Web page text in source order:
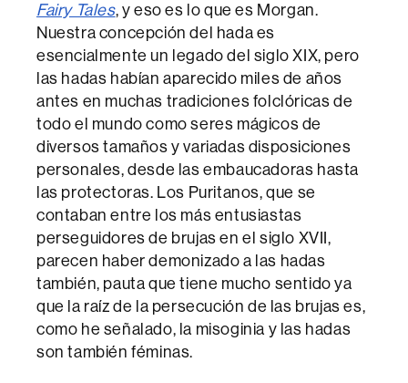
Fairy Tales, y eso es lo que es Morgan.
Nuestra concepción del hada es
esencialmente un legado del siglo XIX, pero
las hadas habían aparecido miles de años
antes en muchas tradiciones folclóricas de
todo el mundo como seres mágicos de
diversos tamaños y variadas disposiciones
personales, desde las embaucadoras hasta
las protectoras. Los Puritanos, que se
contaban entre los más entusiastas
perseguidores de brujas en el siglo XVII,
parecen haber demonizado a las hadas
también, pauta que tiene mucho sentido ya
que la raíz de la persecución de las brujas es,
como he señalado, la misoginia y las hadas
son también féminas.